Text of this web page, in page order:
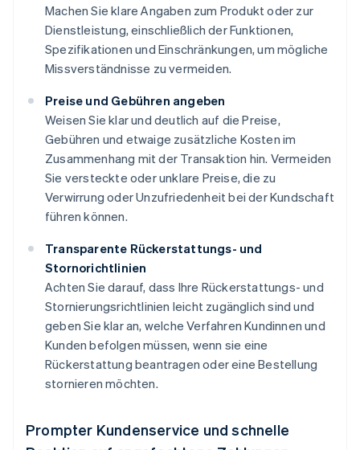
Machen Sie klare Angaben zum Produkt oder zur
Dienstleistung, einschließlich der Funktionen,
Spezifikationen und Einschränkungen, um mögliche
Missverständnisse zu vermeiden.
Preise und Gebühren angeben
Weisen Sie klar und deutlich auf die Preise,
Gebühren und etwaige zusätzliche Kosten im
Zusammenhang mit der Transaktion hin. Vermeiden
Sie versteckte oder unklare Preise, die zu
Verwirrung oder Unzufriedenheit bei der Kundschaft
führen können.
Transparente Rückerstattungs- und
Stornorichtlinien
Achten Sie darauf, dass Ihre Rückerstattungs- und
Stornierungsrichtlinien leicht zugänglich sind und
geben Sie klar an, welche Verfahren Kundinnen und
Kunden befolgen müssen, wenn sie eine
Rückerstattung beantragen oder eine Bestellung
stornieren möchten.
Prompter Kundenservice und schnelle